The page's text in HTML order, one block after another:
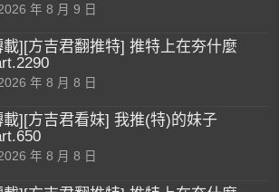
年 8 月 9 日
載][方吉君翻推特] 推特上在夯什麼
年 8 月 8 日
載][方吉君看妹] 我推(特)的妹子
年 8 月 8 日